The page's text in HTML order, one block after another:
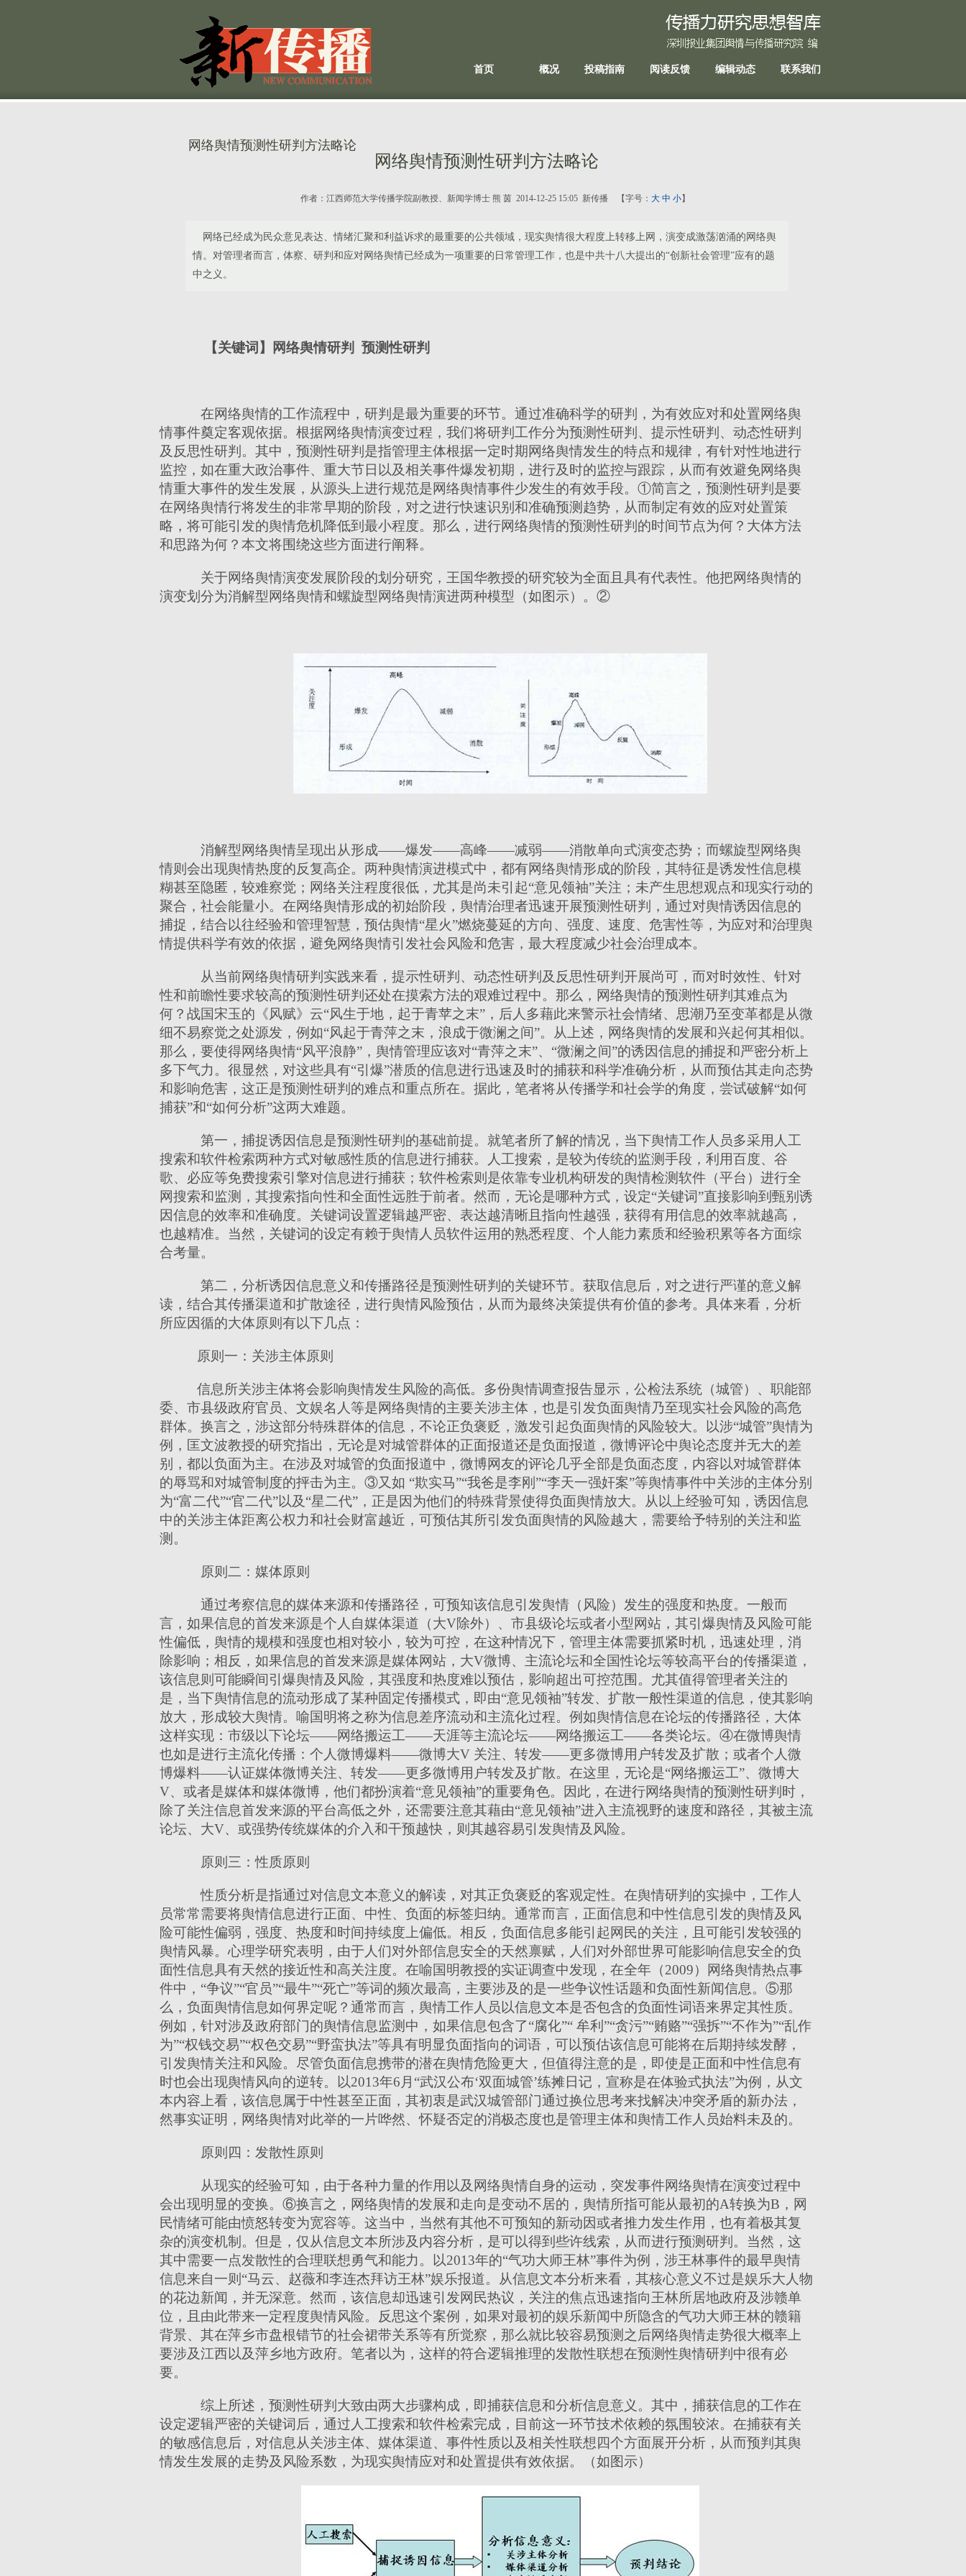
首页 概况 投稿指南 阅读反馈 编辑动态 联系我们
网络舆情预测性研判方法略论
网络舆情预测性研判方法略论
作者： 江西师范大学传播学院副教授、新闻学博士 熊 茵 2014-12-25 15:05 新传播 【字号： 大 中 小】
网络已经成为民众意见表达、情绪汇聚和利益诉求的最重要的公共领域，现实舆情很大程度上转移上网，演变成激荡汹涌的网络舆
情。对管理者而言，体察、研判和应对网络舆情已经成为一项重要的日常管理工作，也是中共十八大提出的“创新社会管理”应有的题
中之义。
【关键词】 网络舆情研判 预测性研判
在网络舆情的工作流程中，研判是最为重要的环节。通过准确科学的研判，为有效应对和处置网络舆
情事件奠定客观依据。根据网络舆情演变过程，我们将研判工作分为预测性研判、提示性研判、动态性研判
及反思性研判。其中，预测性研判是指管理主体根据一定时期网络舆情发生的特点和规律，有针对性地进行
监控，如在重大政治事件、重大节日以及相关事件爆发初期，进行及时的监控与跟踪，从而有效避免网络舆
情重大事件的发生发展，从源头上进行规范是网络舆情事件少发生的有效手段。①简言之，预测性研判是要
在网络舆情行将发生的非常早期的阶段，对之进行快速识别和准确预测趋势，从而制定有效的应对处置策
略，将可能引发的舆情危机降低到最小程度。那么，进行网络舆情的预测性研判的时间节点为何？大体方法
和思路为何？本文将围绕这些方面进行阐释。
关于网络舆情演变发展阶段的划分研究，王国华教授的研究较为全面且具有代表性。他把网络舆情的
演变划分为消解型网络舆情和螺旋型网络舆情演进两种模型（如图示）。②
消解型网络舆情呈现出从形成——爆发——高峰——减弱——消散单向式演变态势；而螺旋型网络舆
情则会出现舆情热度的反复高企。两种舆情演进模式中，都有网络舆情形成的阶段，其特征是诱发性信息模
糊甚至隐匿，较难察觉；网络关注程度很低，尤其是尚未引起“意见领袖”关注；未产生思想观点和现实行动的
聚合，社会能量小。在网络舆情形成的初始阶段，舆情治理者迅速开展预测性研判，通过对舆情诱因信息的
捕捉，结合以往经验和管理智慧，预估舆情“星火”燃烧蔓延的方向、强度、速度、危害性等，为应对和治理舆
情提供科学有效的依据，避免网络舆情引发社会风险和危害，最大程度减少社会治理成本。
从当前网络舆情研判实践来看，提示性研判、动态性研判及反思性研判开展尚可，而对时效性、针对
性和前瞻性要求较高的预测性研判还处在摸索方法的艰难过程中。那么，网络舆情的预测性研判其难点为
何？战国宋玉的《风赋》云“风生于地，起于青苹之末”，后人多藉此来警示社会情绪、思潮乃至变革都是从微
细不易察觉之处源发，例如“风起于青萍之末，浪成于微澜之间”。从上述，网络舆情的发展和兴起何其相似。
那么，要使得网络舆情“风平浪静”，舆情管理应该对“青萍之末”、“微澜之间”的诱因信息的捕捉和严密分析上
多下气力。很显然，对这些具有“引爆”潜质的信息进行迅速及时的捕获和科学准确分析，从而预估其走向态势
和影响危害，这正是预测性研判的难点和重点所在。据此，笔者将从传播学和社会学的角度，尝试破解“如何
捕获”和“如何分析”这两大难题。
第一，捕捉诱因信息是预测性研判的基础前提。就笔者所了解的情况，当下舆情工作人员多采用人工
搜索和软件检索两种方式对敏感性质的信息进行捕获。人工搜索，是较为传统的监测手段，利用百度、谷
歌、必应等免费搜索引擎对信息进行捕获；软件检索则是依靠专业机构研发的舆情检测软件（平台）进行全
网搜索和监测，其搜索指向性和全面性远胜于前者。然而，无论是哪种方式，设定“关键词”直接影响到甄别诱
因信息的效率和准确度。关键词设置逻辑越严密、表达越清晰且指向性越强，获得有用信息的效率就越高，
也越精准。当然，关键词的设定有赖于舆情人员软件运用的熟悉程度、个人能力素质和经验积累等各方面综
合考量。
第二，分析诱因信息意义和传播路径是预测性研判的关键环节。获取信息后，对之进行严谨的意义解
读，结合其传播渠道和扩散途径，进行舆情风险预估，从而为最终决策提供有价值的参考。具体来看，分析
所应因循的大体原则有以下几点：
原则一：关涉主体原则
信息所关涉主体将会影响舆情发生风险的高低。多份舆情调查报告显示，公检法系统（城管）、职能部
委、市县级政府官员、文娱名人等是网络舆情的主要关涉主体，也是引发负面舆情乃至现实社会风险的高危
群体。换言之，涉这部分特殊群体的信息，不论正负褒贬，激发引起负面舆情的风险较大。以涉“城管”舆情为
例，匡文波教授的研究指出，无论是对城管群体的正面报道还是负面报道，微博评论中舆论态度并无大的差
别，都以负面为主。在涉及对城管的负面报道中，微博网友的评论几乎全部是负面态度，内容以对城管群体
的辱骂和对城管制度的抨击为主。③又如 “欺实马”“我爸是李刚”“李天一强奸案”等舆情事件中关涉的主体分别
为“富二代”“官二代”以及“星二代”，正是因为他们的特殊背景使得负面舆情放大。从以上经验可知，诱因信息
中的关涉主体距离公权力和社会财富越近，可预估其所引发负面舆情的风险越大，需要给予特别的关注和监
测。
原则二：媒体原则
通过考察信息的媒体来源和传播路径，可预知该信息引发舆情（风险）发生的强度和热度。一般而
言，如果信息的首发来源是个人自媒体渠道（大V除外）、市县级论坛或者小型网站，其引爆舆情及风险可能
性偏低，舆情的规模和强度也相对较小，较为可控，在这种情况下，管理主体需要抓紧时机，迅速处理，消
除影响；相反，如果信息的首发来源是媒体网站，大V微博、主流论坛和全国性论坛等较高平台的传播渠道，
该信息则可能瞬间引爆舆情及风险，其强度和热度难以预估，影响超出可控范围。尤其值得管理者关注的
是，当下舆情信息的流动形成了某种固定传播模式，即由“意见领袖”转发、扩散一般性渠道的信息，使其影响
放大，形成较大舆情。喻国明将之称为信息差序流动和主流化过程。例如舆情信息在论坛的传播路径，大体
这样实现：市级以下论坛——网络搬运工——天涯等主流论坛——网络搬运工——各类论坛。④在微博舆情
也如是进行主流化传播：个人微博爆料——微博大V 关注、转发——更多微博用户转发及扩散；或者个人微
博爆料——认证媒体微博关注、转发——更多微博用户转发及扩散。在这里，无论是“网络搬运工”、微博大
V、或者是媒体和媒体微博，他们都扮演着“意见领袖”的重要角色。因此，在进行网络舆情的预测性研判时，
除了关注信息首发来源的平台高低之外，还需要注意其藉由“意见领袖”进入主流视野的速度和路径，其被主流
论坛、大V、或强势传统媒体的介入和干预越快，则其越容易引发舆情及风险。
原则三：性质原则
性质分析是指通过对信息文本意义的解读，对其正负褒贬的客观定性。在舆情研判的实操中，工作人
员常常需要将舆情信息进行正面、中性、负面的标签归纳。通常而言，正面信息和中性信息引发的舆情及风
险可能性偏弱，强度、热度和时间持续度上偏低。相反，负面信息多能引起网民的关注，且可能引发较强的
舆情风暴。心理学研究表明，由于人们对外部信息安全的天然禀赋，人们对外部世界可能影响信息安全的负
面性信息具有天然的接近性和高关注度。在喻国明教授的实证调查中发现，在全年（2009）网络舆情热点事
件中，“争议”“官员”“最牛”“死亡”等词的频次最高，主要涉及的是一些争议性话题和负面性新闻信息。⑤那
么，负面舆情信息如何界定呢？通常而言，舆情工作人员以信息文本是否包含的负面性词语来界定其性质。
例如，针对涉及政府部门的舆情信息监测中，如果信息包含了“腐化”“ 牟利”“贪污”“贿赂”“强拆”“不作为”“乱作
为”“权钱交易”“权色交易”“野蛮执法”等具有明显负面指向的词语，可以预估该信息可能将在后期持续发酵，
引发舆情关注和风险。尽管负面信息携带的潜在舆情危险更大，但值得注意的是，即使是正面和中性信息有
时也会出现舆情风向的逆转。以2013年6 月“武汉公布‘双面城管’练摊日记，宣称是在体验式执法”为例，从文
本内容上看，该信息属于中性甚至正面，其初衷是武汉城管部门通过换位思考来找解决冲突矛盾的新办法，
然事实证明，网络舆情对此举的一片哗然、怀疑否定的消极态度也是管理主体和舆情工作人员始料未及的。
原则四：发散性原则
从现实的经验可知，由于各种力量的作用以及网络舆情自身的运动，突发事件网络舆情在演变过程中
会出现明显的变换。⑥换言之，网络舆情的发展和走向是变动不居的，舆情所指可能从最初的A转换为B ，网
民情绪可能由愤怒转变为宽容等。这当中，当然有其他不可预知的新动因或者推力发生作用，也有着极其复
杂的演变机制。但是，仅从信息文本所涉及内容分析，是可以得到些许线索，从而进行预测研判。当然，这
其中需要一点发散性的合理联想勇气和能力。以2013年的“气功大师王林”事件为例，涉王林事件的最早舆情
信息来自一则“马云、赵薇和李连杰拜访王林”娱乐报道。从信息文本分析来看，其核心意义不过是娱乐大人物
的花边新闻，并无深意。然而，该信息却迅速引发网民热议，关注的焦点迅速指向王林所居地政府及涉赣单
位，且由此带来一定程度舆情风险。反思这个案例，如果对最初的娱乐新闻中所隐含的气功大师王林的赣籍
背景、其在萍乡市盘根错节的社会裙带关系等有所觉察，那么就比较容易预测之后网络舆情走势很大概率上
要涉及江西以及萍乡地方政府。笔者以为，这样的符合逻辑推理的发散性联想在预测性舆情研判中很有必
要。
综上所述，预测性研判大致由两大步骤构成，即捕获信息和分析信息意义。其中，捕获信息的工作在
设定逻辑严密的关键词后，通过人工搜索和软件检索完成，目前这一环节技术依赖的氛围较浓。在捕获有关
的敏感信息后，对信息从关涉主体、媒体渠道、事件性质以及相关性联想四个方面展开分析，从而预判其舆
情发生发展的走势及风险系数，为现实舆情应对和处置提供有效依据。（如图示）